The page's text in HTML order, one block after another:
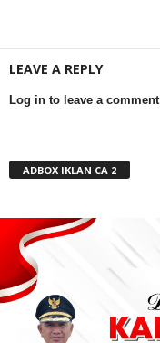
LEAVE A REPLY
Log in to leave a comment
ADBOX IKLAN CA 2